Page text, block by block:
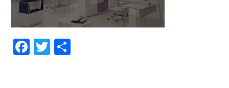
Facebook
Twitter